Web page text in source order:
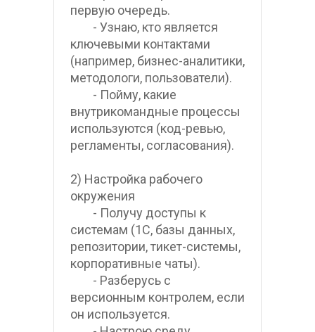
первую очередь.
ключевыми контактами
(например, бизнес-аналитики,
методологи, пользователи).
внутрикомандные процессы
используются (код-ревью,
регламенты, согласования).
2) Настройка рабочего
окружения
системам (1С, базы данных,
репозитории, тикет-системы,
корпоративные чаты).
версионным контролем, если
он используется.